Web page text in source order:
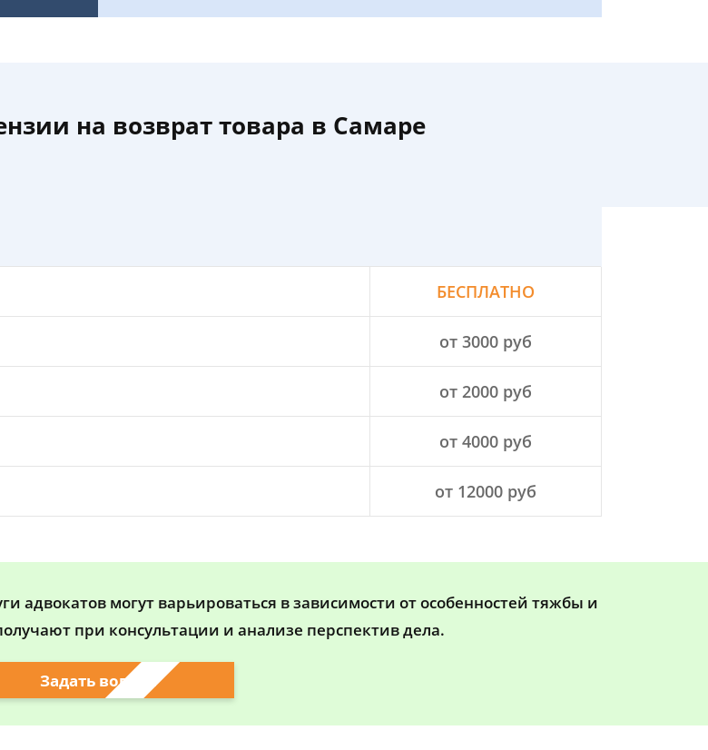
на возврат товара в Самаре
БЕСПЛАТНО
от 3000 руб
от 2000 руб
от 4000 руб
от 12000 руб
могут варьироваться в зависимости от особенностей тяжбы и
при консультации и анализе перспектив дела.
Задать вопрос